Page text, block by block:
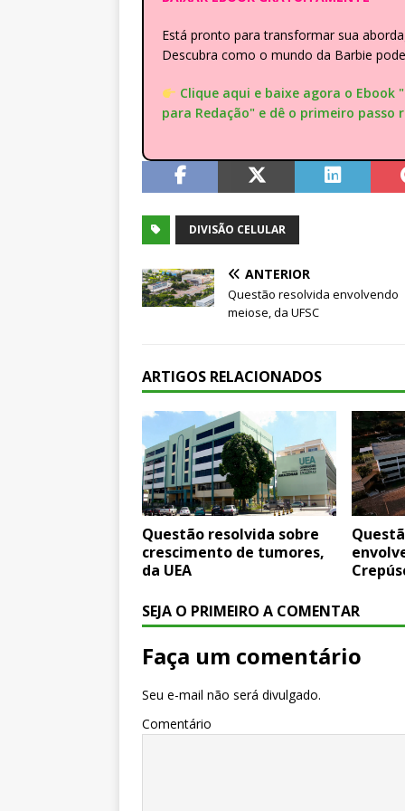
Está pronto para transformar sua
Descubra como o mundo da Barbie
Clique aqui e baixe agora o Ebook
para Redação" e dê o primeiro passo
DIVISÃO CELULAR
ANTERIOR
Questão resolvida envolvendo
meiose, da UFSC
ARTIGOS RELACIONADOS
Questão resolvida sobre
crescimento de tumores,
da UEA
SEJA O PRIMEIRO A COMENTAR
Faça um comentário
Seu e-mail não será divulgado.
Comentário